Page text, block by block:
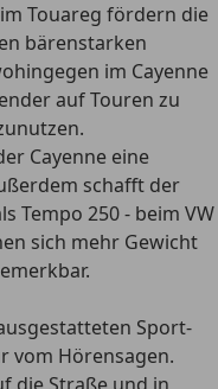
Touareg fördern die
bärenstarken
im Cayenne
auf Touren zu
Cayenne eine
schafft der
Tempo 250 - beim VW
sich mehr Gewicht
Sport-
vom Hörensagen.